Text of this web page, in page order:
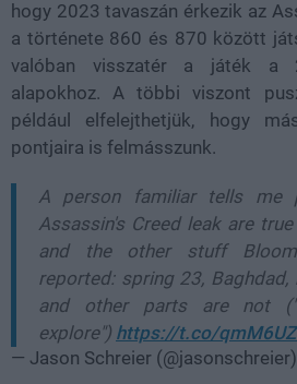
hogy 2023 tavaszán érkezik az
a története 860 és 870 között
valóban visszatér a játék a
alapokhoz. A többi viszont
például elfelejthetjük, hogy
pontjaira is felmásszunk.
A person familiar tells me
Assassin's Creed leak are
and the other stuff
reported: spring 23,
and other parts are not
explore") https://t.co/
— Jason Schreier (@jasonschreier)